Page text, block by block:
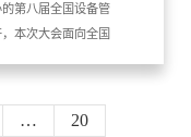
第八届全国设备管
本次大会面向全国
… 20